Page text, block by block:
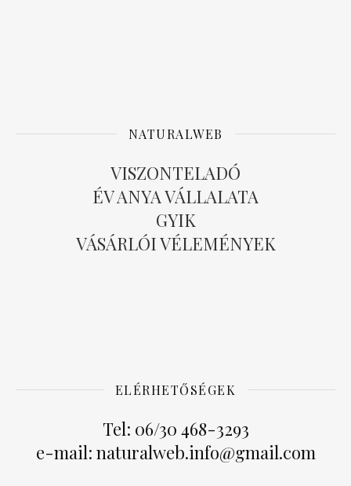
NATURALWEB
VISZONTELADÓ
ÉV ANYA VÁLLALATA
GYIK
VÁSÁRLÓI VÉLEMÉNYEK
ELÉRHETŐSÉGEK
Tel: 06/30 468-3293
e-mail: naturalweb.info@gmail.com